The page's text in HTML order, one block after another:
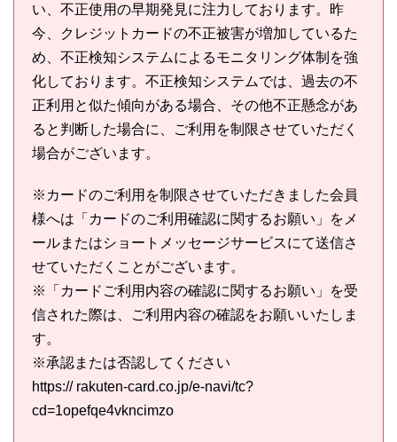
い、不正使用の早期発見に注力しております。昨
今、クレジットカードの不正被害が増加しているた
め、不正検知システムによるモニタリング体制を強
化しております。不正検知システムでは、過去の不
正利用と似た傾向がある場合、その他不正懸念があ
ると判断した場合に、ご利用を制限させていただく
場合がございます。
※カードのご利用を制限させていただきました会員
様へは「カードのご利用確認に関するお願い」をメ
ールまたはショートメッセージサービスにて送信さ
せていただくことがございます。
※「カードご利用内容の確認に関するお願い」を受
信された際は、ご利用内容の確認をお願いいたしま
す。
※承認または否認してください
https:// rakuten-card.co.jp/e-navi/tc?
cd=1opefqe4vkncimzo